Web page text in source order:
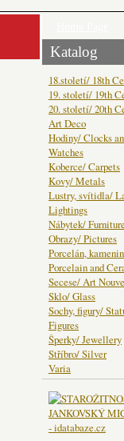
Katalog
18.století/ 18th
19. století/ 19th
20. století/ 20th
Art Deco
Hodiny/ Clocks
Watches
Koberce/ Carpets
Kovy/ Metals
Lustry, svítidla/
Lightings
Nábytek/
Obrazy/ Pictures
Porcelán,
Porcelain and
Secese/ Art
Sklo/ Glass
Sochy, figury/
Figures
Šperky/ Jewellery
Stříbro/ Silver
Varia